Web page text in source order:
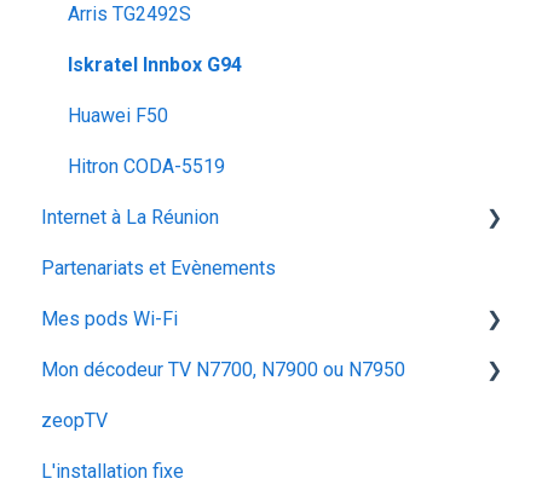
Arris TG2492S
Iskratel Innbox G94
Huawei F50
Hitron CODA‑5519
Internet à La Réunion
La fibre optique
Partenariats et Evènements
Mes pods Wi-Fi
Huawei OptiXstar K153
Iskratel Innbox M92
Configurer & Utiliser : Mes Pods
Mon décodeur TV N7700, N7900 ou N7950
Configurer mon décodeur TV
Utiliser mon décodeur TV
zeopTV
L'installation fixe